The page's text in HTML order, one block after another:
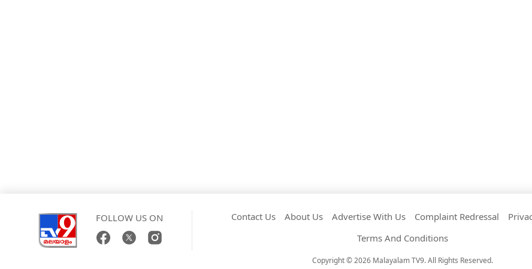
FOLLOW US ON Contact Us About Us Advertise With Us Complaint Redressal
Terms And Conditions
Copyright © 2026 Malayalam TV9. All Rights Reserved.